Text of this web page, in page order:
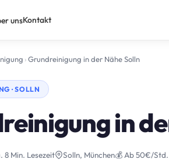
unsKontakt
›Grundreinigung in der Nähe Solln
· SOLLN
in
8 Min. Lesezeit Solln, München💰 Ab 50€/Std.